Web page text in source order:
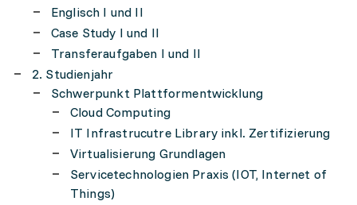
Englisch I und II
Case Study I und II
Transferaufgaben I und II
2. Studienjahr
Schwerpunkt Plattformentwicklung
Cloud Computing
IT Infrastrucutre Library inkl. Zertifizierung
Virtualisierung Grundlagen
Servicetechnologien Praxis (IOT, Internet of
Things)